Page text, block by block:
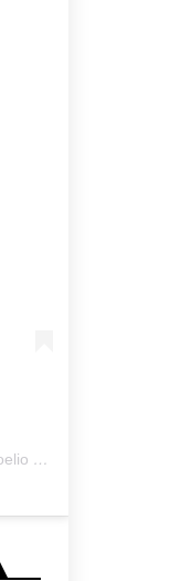
Um post compartilhado por Soldado Noelio (@soldadonoelio)